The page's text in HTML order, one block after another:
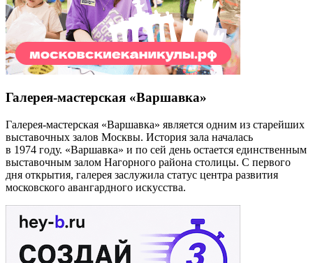
Галерея-мастерская «Варшавка»
Галерея-мастерская «Варшавка» является одним из старейших
выставочных залов Москвы. История зала началась
в 1974 году. «Варшавка» и по сей день остается единственным
выставочным залом Нагорного района столицы. С первого
дня открытия, галерея заслужила статус центра развития
московского авангардного искусства.